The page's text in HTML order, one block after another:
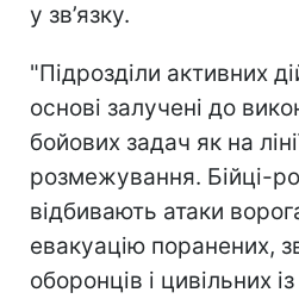
у зв’язку.
"Підрозділи активних
основі залучені до
бойових задач як на
розмежування. Бійці-
відбивають атаки
евакуацію поранених,
оборонців і цивільних